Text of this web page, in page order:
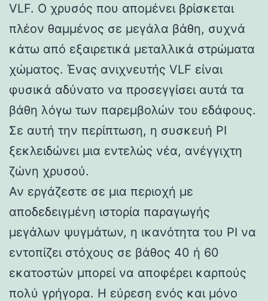
VLF. Ο χρυσός που απομένει βρίσκεται
πλέον θαμμένος σε μεγάλα βάθη, συχνά
κάτω από εξαιρετικά μεταλλικά στρώματα
χώματος. Ένας ανιχνευτής VLF είναι
φυσικά αδύνατο να προσεγγίσει αυτά τα
βάθη λόγω των παρεμβολών του εδάφους.
Σε αυτή την περίπτωση, η συσκευή PI
ξεκλειδώνει μια εντελώς νέα, ανέγγιχτη
ζώνη χρυσού.
Αν εργάζεστε σε μια περιοχή με
αποδεδειγμένη ιστορία παραγωγής
μεγάλων ψυγμάτων, η ικανότητα του PI να
εντοπίζει στόχους σε βάθος 40 ή 60
εκατοστών μπορεί να αποφέρει καρπούς
πολύ γρήγορα. Η εύρεση ενός και μόνο